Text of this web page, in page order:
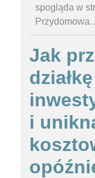
spogląda w
Przydomowa
Jak
i